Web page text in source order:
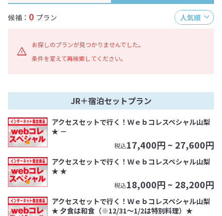
候補： 0 プラン 人気順
お探しのプランが見つかりませんでした。
条件を変えて再検索してください。
JR＋宿泊セットプラン
アクセスセットで行く！Ｗｅｂコレスペシャル山梨
★ －
税込17,400円 ~ 27,600円
アクセスセットで行く！Ｗｅｂコレスペシャル山梨
★ ★
税込18,000円 ~ 28,200円
アクセスセットで行く！Ｗｅｂコレスペシャル山梨
★ 夕食は和食（※12/31～1/2は特別料理）★